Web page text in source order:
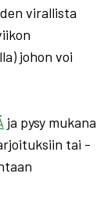
virallista
johon voi
ja pysy mukana
tai -